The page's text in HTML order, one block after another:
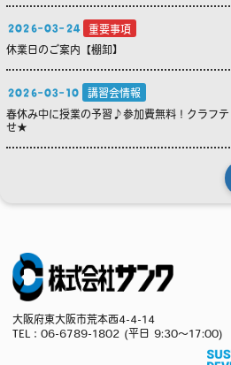
2026-03-24
重要事項
休業日のご案内【棚卸】
2026-03-10
講習会情報
春休み中に授業の予習♪参加費無料！クラフ
せ★
大阪府東大阪市荒本西4-4-14
TEL： 06-6789-1802 (平日 9:30～17:00)